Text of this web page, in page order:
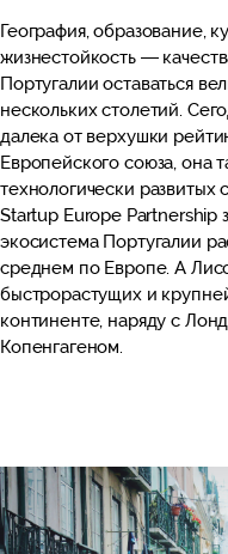
География, образование,
жизнестойкость —
Португалии оставаться
нескольких столетий.
далека от верхушки
Европейского союза, она
технологически
Startup Europe Partnership
экосистема Португалии
среднем по Европе. А
быстрорастущих и
континенте, наряду с
Копенгагеном.